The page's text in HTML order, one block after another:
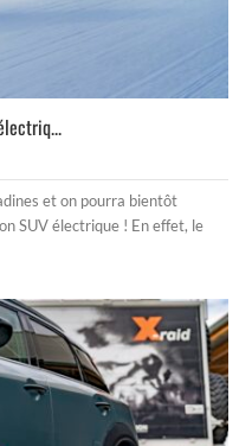
et on pourra bientôt
SUV électrique ! En effet, le